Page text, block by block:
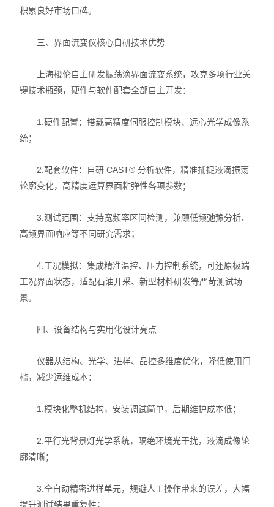
积累良好市场口碑。
三、界面流变仪核心自研技术优势
上海梭伦自主研发振荡滴界面流变系统，攻克多项行业关
键技术瓶颈，硬件与软件配套全部自主开发：
1.硬件配置：搭载高精度伺服控制模块、远心光学成像系
统；
2.配套软件：自研 CAST® 分析软件，精准捕捉液滴振荡
轮廓变化，高精度运算界面粘弹性各项参数；
3.测试范围：支持宽频率区间检测，兼顾低频弛豫分析、
高频界面响应等不同研究需求；
4.工况模拟：集成精准温控、压力控制系统，可还原极端
工况界面状态，适配石油开采、新型材料研发等严苛测试场
景。
四、设备结构与实用化设计亮点
仪器从结构、光学、进样、品控多维度优化，降低使用门
槛，减少运维成本：
1.模块化整机结构，安装调试简单，后期维护成本低；
2.平行光背景灯光学系统，隔绝环境光干扰，液滴成像轮
廓清晰；
3.全自动精密进样单元，规避人工操作带来的误差，大幅
提升测试结果重复性；